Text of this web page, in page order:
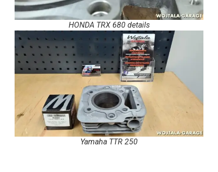
HONDA TRX 680 details
Yamaha TTR 250